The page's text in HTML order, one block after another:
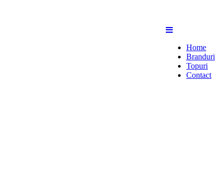
Home
Branduri
Topuri
Contact